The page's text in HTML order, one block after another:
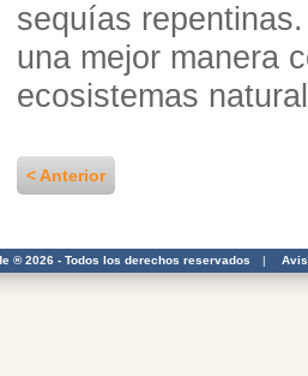
sequías
una mejor manera
ecosistemas
< Anterior
® 2026 - Todos los derechos reservados |